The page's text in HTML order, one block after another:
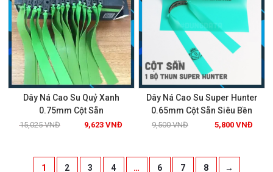
Dây Ná Cao Su Quỷ Xanh
0.75mm Cột Sẵn
15,025VNĐ 9,623 VNĐ
Dây Ná Cao Su Super Hunter
0.65mm Cột Sẵn Siêu Bền
9,500VNĐ 5,800 VNĐ
1 2 3 4 … 6 7 8 →